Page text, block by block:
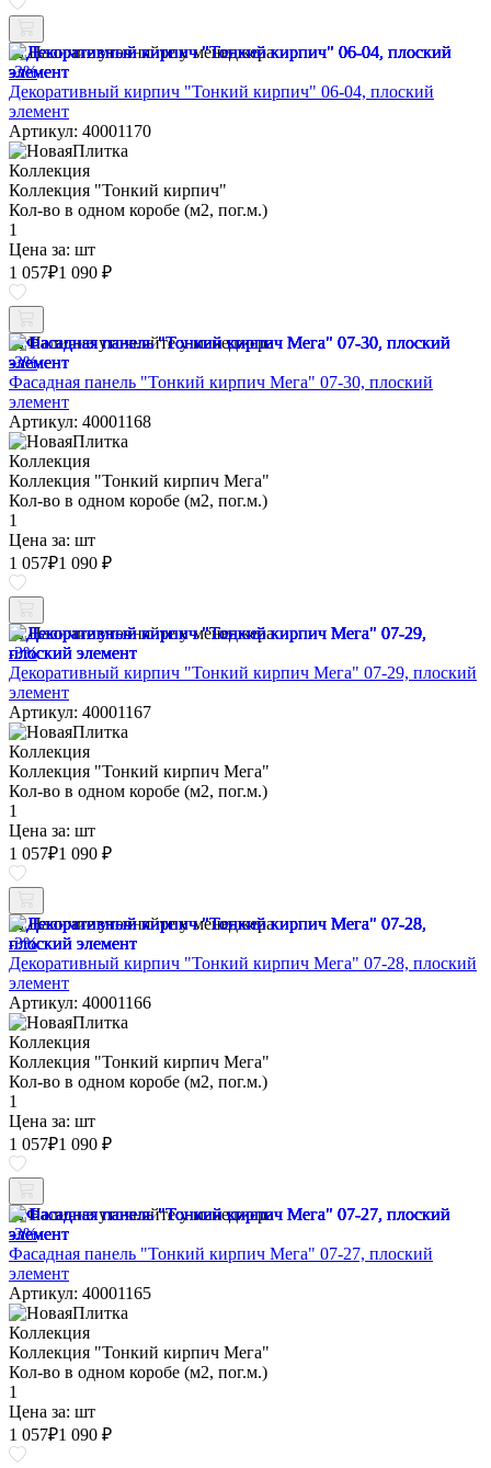
Наличие уточняйте у менеджера
-3%
Декоративный кирпич "Тонкий кирпич" 06-04, плоский
элемент
Артикул: 40001170
Коллекция
Коллекция "Тонкий кирпич"
Кол-во в одном коробе (м2, пог.м.)
1
Цена за: шт
1 057₽1 090 ₽
Наличие уточняйте у менеджера
-3%
Фасадная панель "Тонкий кирпич Мега" 07-30, плоский
элемент
Артикул: 40001168
Коллекция
Коллекция "Тонкий кирпич Мега"
Кол-во в одном коробе (м2, пог.м.)
1
Цена за: шт
1 057₽1 090 ₽
Наличие уточняйте у менеджера
-3%
Декоративный кирпич "Тонкий кирпич Мега" 07-29, плоский
элемент
Артикул: 40001167
Коллекция
Коллекция "Тонкий кирпич Мега"
Кол-во в одном коробе (м2, пог.м.)
1
Цена за: шт
1 057₽1 090 ₽
Наличие уточняйте у менеджера
-3%
Декоративный кирпич "Тонкий кирпич Мега" 07-28, плоский
элемент
Артикул: 40001166
Коллекция
Коллекция "Тонкий кирпич Мега"
Кол-во в одном коробе (м2, пог.м.)
1
Цена за: шт
1 057₽1 090 ₽
Наличие уточняйте у менеджера
-3%
Фасадная панель "Тонкий кирпич Мега" 07-27, плоский
элемент
Артикул: 40001165
Коллекция
Коллекция "Тонкий кирпич Мега"
Кол-во в одном коробе (м2, пог.м.)
1
Цена за: шт
1 057₽1 090 ₽